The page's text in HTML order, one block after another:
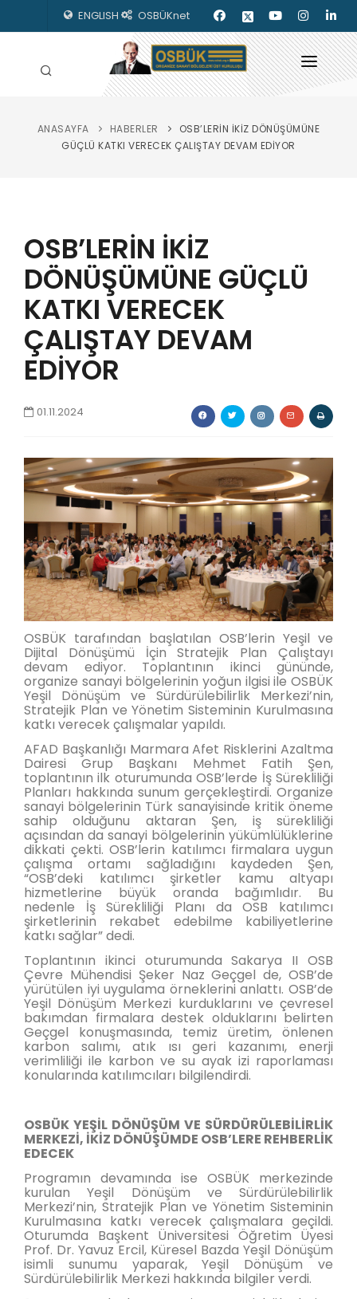
ENGLISH OSBÜKnet
HAKKIMIZDA
KILAVUZLAR
YAYINLARIMIZ
ENERJİ İZLEME
İLETİŞİM
ANASAYFA HABERLER
OSB’LERİN İKİZ DÖNÜŞÜMÜNE
GÜÇLÜ KATKI VERECEK ÇALIŞTAY DEVAM EDİYOR
OSB’LERİN İKİZ
DÖNÜŞÜMÜNE GÜÇLÜ
KATKI VERECEK
ÇALIŞTAY DEVAM
EDİYOR
01.11.2024
OSBÜK tarafından başlatılan OSB’lerin Yeşil ve
Dijital Dönüşümü İçin Stratejik Plan Çalıştayı
devam ediyor. Toplantının ikinci gününde,
organize sanayi bölgelerinin yoğun ilgisi ile OSBÜK
Yeşil Dönüşüm ve Sürdürülebilirlik Merkezi’nin,
Stratejik Plan ve Yönetim Sisteminin Kurulmasına
katkı verecek çalışmalar yapıldı.
AFAD Başkanlığı Marmara Afet Risklerini Azaltma
Dairesi Grup Başkanı Mehmet Fatih Şen,
toplantının ilk oturumunda OSB’lerde İş Sürekliliği
Planları hakkında sunum gerçekleştirdi. Organize
sanayi bölgelerinin Türk sanayisinde kritik öneme
sahip olduğunu aktaran Şen, iş sürekliliği
açısından da sanayi bölgelerinin yükümlülüklerine
dikkati çekti. OSB’lerin katılımcı firmalara uygun
çalışma ortamı sağladığını kaydeden Şen,
“OSB’deki katılımcı şirketler kamu altyapı
hizmetlerine büyük oranda bağımlıdır. Bu
nedenle İş Sürekliliği Planı da OSB katılımcı
şirketlerinin rekabet edebilme kabiliyetlerine
katkı sağlar” dedi.
Toplantının ikinci oturumunda Sakarya II OSB
Çevre Mühendisi Şeker Naz Geçgel de, OSB’de
yürütülen iyi uygulama örneklerini anlattı. OSB’de
Yeşil Dönüşüm Merkezi kurduklarını ve çevresel
bakımdan firmalara destek olduklarını belirten
Geçgel konuşmasında, temiz üretim, önlenen
karbon salımı, atık ısı geri kazanımı, enerji
verimliliği ile karbon ve su ayak izi raporlaması
konularında katılımcıları bilgilendirdi.
OSBÜK YEŞİL DÖNÜŞÜM VE SÜRDÜRÜLEBİLİRLİK
MERKEZİ, İKİZ DÖNÜŞÜMDE OSB’LERE REHBERLİK
EDECEK
Programın devamında ise OSBÜK merkezinde
kurulan Yeşil Dönüşüm ve Sürdürülebilirlik
Merkezi’nin, Stratejik Plan ve Yönetim Sisteminin
Kurulmasına katkı verecek çalışmalara geçildi.
Oturumda Başkent Üniversitesi Öğretim Üyesi
Prof. Dr. Yavuz Ercil, Küresel Bazda Yeşil Dönüşüm
isimli sunumu yaparak, Yeşil Dönüşüm ve
Sürdürülebilirlik Merkezi hakkında bilgiler verdi.